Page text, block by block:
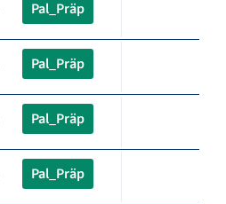
Pal_Präp
Pal_Präp
Pal_Präp
Pal_Präp